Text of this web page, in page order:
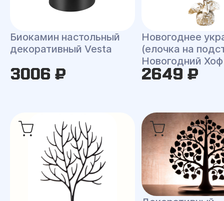
Биокамин настольный
декоративный Vesta
3006 ₽
Новогоднее
(елочка на
Новогодний Хоф
2649 ₽